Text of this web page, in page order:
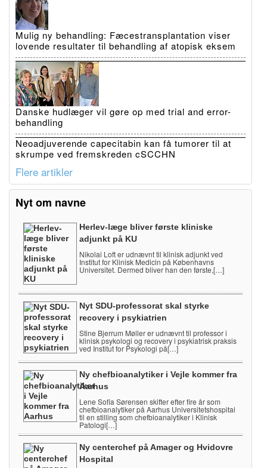
Mulig ny behandling: Fæcestransplantation viser
lovende resultater til behandling af atopisk eksem
Danske hudlæger vil gøre op med trial and error-
behandling
Neoadjuverende capecitabin kan få tumorer til at
skrumpe ved fremskreden cSCCHN
Flere artikler
Nyt om navne
Herlev-læge bliver første kliniske
adjunkt på KU
Nikolai Loft er udnævnt til klinisk adjunkt ved
Institut for Klinisk Medicin på Københavns
Universitet. Dermed bliver han den første,[…]
Nyt SDU-professorat skal styrke
recovery i psykiatrien
Stine Bjerrum Møller er udnævnt til professor i
klinisk psykologi og recovery i psykiatrisk praksis
ved Institut for Psykologi på[…]
Ny chefbioanalytiker i Vejle kommer fra
Aarhus
Lene Sofia Sørensen skifter efter fire år som
chefbioanalytiker på Aarhus Universitetshospital
til en stilling som chefbioanalytiker i Klinisk
Patologi[…]
Ny centerchef på Amager og Hvidovre
Hospital